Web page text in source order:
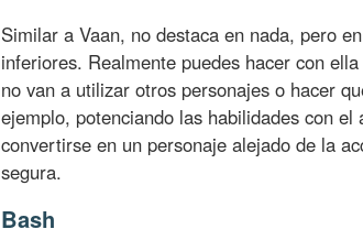
Similar a Vaan, no destaca en nada, pero
inferiores. Realmente puedes hacer con
no van a utilizar otros personajes o hacer
ejemplo, potenciando las habilidades con
convertirse en un personaje alejado de la
segura.
Bash